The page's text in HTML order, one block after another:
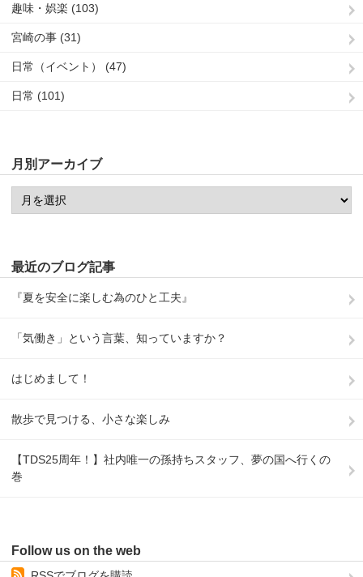
趣味・娯楽 (103)
宮崎の事 (31)
日常（イベント） (47)
日常 (101)
月別アーカイブ
最近のブログ記事
『夏を安全に楽しむ為のひと工夫』
「気働き」という言葉、知っていますか？
はじめまして！
散歩で見つける、小さな楽しみ
【TDS25周年！】社内唯一の孫持ちスタッフ、夢の国へ行くの
巻
Follow us on the web